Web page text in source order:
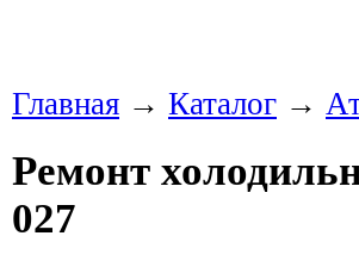
Главная → Каталог →
Ремонт
027